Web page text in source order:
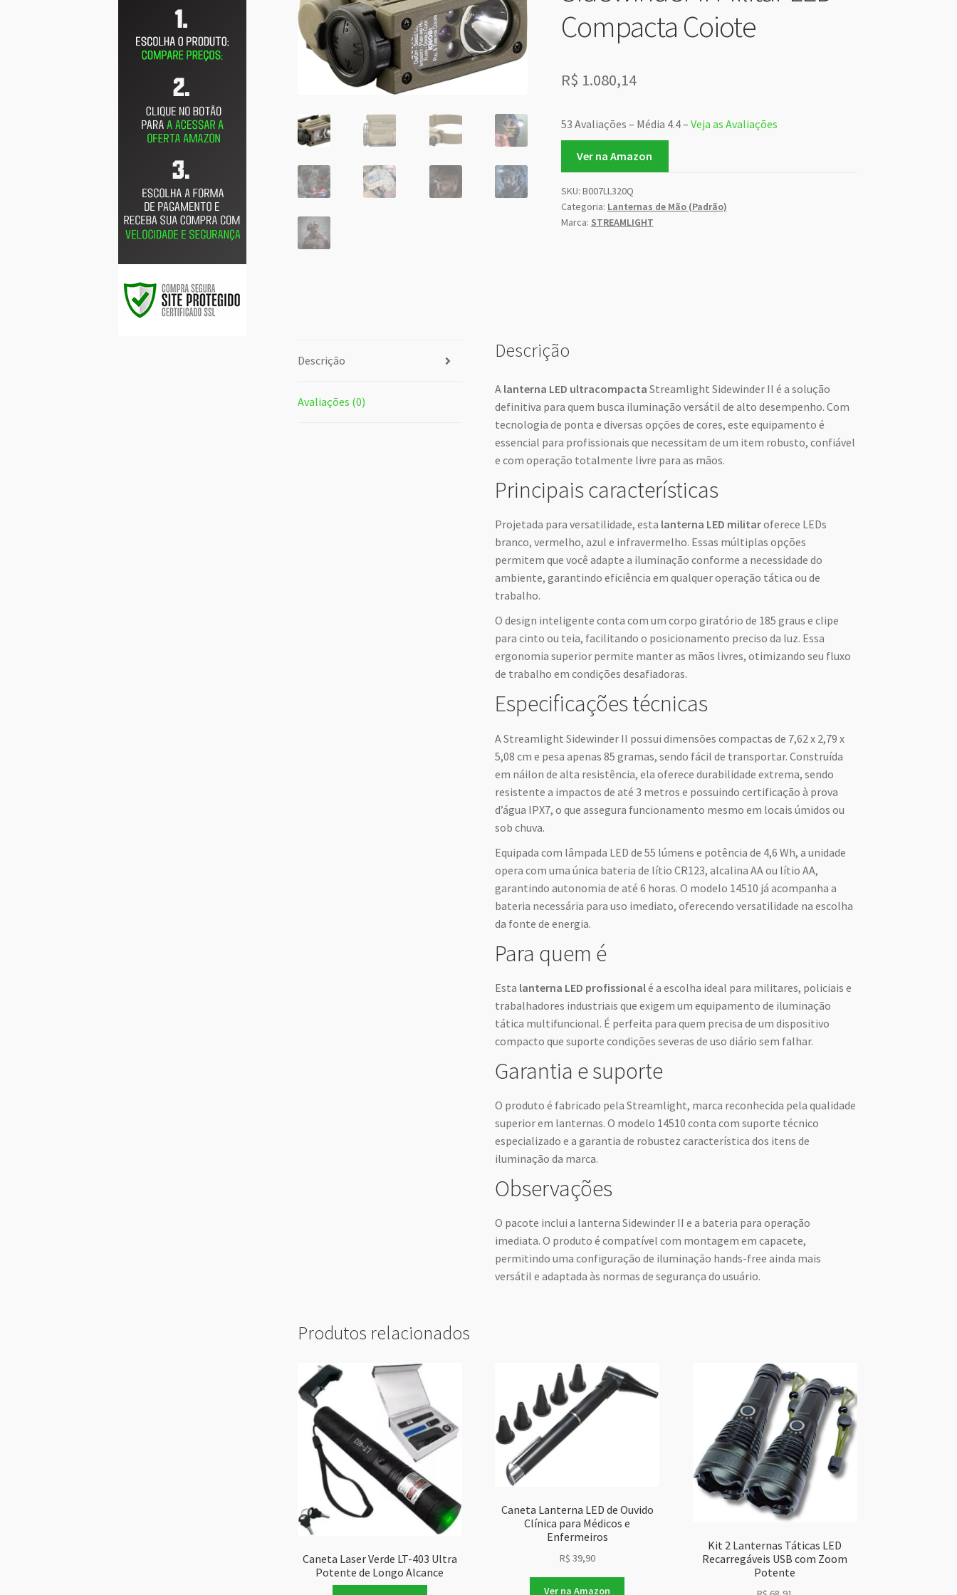
Compacta Coiote
R$ 1.080,14
53 Avaliações – Média 4.4 – Veja as Avaliações
Ver na Amazon
SKU: B007LL320Q
Categoria: Lanternas de Mão (Padrão)
Marca: STREAMLIGHT
Descrição
Avaliações (0)
Descrição
A lanterna LED ultracompacta Streamlight Sidewinder II é a solução
definitiva para quem busca iluminação versátil de alto desempenho. Com
tecnologia de ponta e diversas opções de cores, este equipamento é
essencial para profissionais que necessitam de um item robusto, confiável
e com operação totalmente livre para as mãos.
Principais características
Projetada para versatilidade, esta lanterna LED militaroferece LEDs
branco, vermelho, azul e infravermelho. Essas múltiplas opções
permitem que você adapte a iluminação conforme a necessidade do
ambiente, garantindo eficiência em qualquer operação tática ou de
trabalho.
O design inteligente conta com um corpo giratório de 185 graus e clipe
para cinto ou teia, facilitando o posicionamento preciso da luz. Essa
ergonomia superior permite manter as mãos livres, otimizando seu fluxo
de trabalho em condições desafiadoras.
Especificações técnicas
A Streamlight Sidewinder II possui dimensões compactas de 7,62 x 2,79 x
5,08 cm e pesa apenas 85 gramas, sendo fácil de transportar. Construída
em náilon de alta resistência, ela oferece durabilidade extrema, sendo
resistente a impactos de até 3 metros e possuindo certificação à prova
d’água IPX7, o que assegura funcionamento mesmo em locais úmidos ou
sob chuva.
Equipada com lâmpada LED de 55 lúmens e potência de 4,6 Wh, a unidade
opera com uma única bateria de lítio CR123, alcalina AA ou lítio AA,
garantindo autonomia de até 6 horas. O modelo 14510 já acompanha a
bateria necessária para uso imediato, oferecendo versatilidade na escolha
da fonte de energia.
Para quem é
Esta lanterna LED profissionalé a escolha ideal para militares, policiais e
trabalhadores industriais que exigem um equipamento de iluminação
tática multifuncional. É perfeita para quem precisa de um dispositivo
compacto que suporte condições severas de uso diário sem falhar.
Garantia e suporte
O produto é fabricado pela Streamlight, marca reconhecida pela qualidade
superior em lanternas. O modelo 14510 conta com suporte técnico
especializado e a garantia de robustez característica dos itens de
iluminação da marca.
Observações
O pacote inclui a lanterna Sidewinder II e a bateria para operação
imediata. O produto é compatível com montagem em capacete,
permitindo uma configuração de iluminação hands-free ainda mais
versátil e adaptada às normas de segurança do usuário.
Produtos relacionados
Caneta Laser Verde LT-403 Ultra
Potente de Longo Alcance
Caneta Lanterna LED de Ouvido
Clínica para Médicos e
Enfermeiros
R$ 39,90
Ver na Amazon
Kit 2 Lanternas Táticas LED
Recarregáveis USB com Zoom
Potente